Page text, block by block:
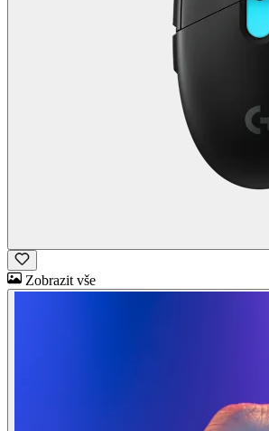
Zobrazit vše